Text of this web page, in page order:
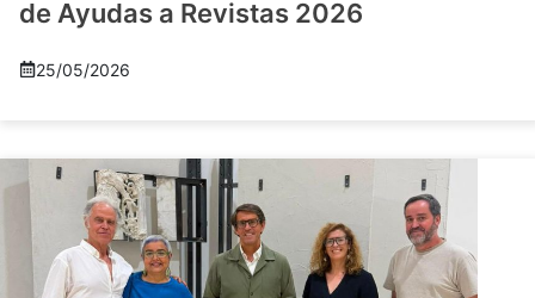
de Ayudas a Revistas 2026
25/05/2026